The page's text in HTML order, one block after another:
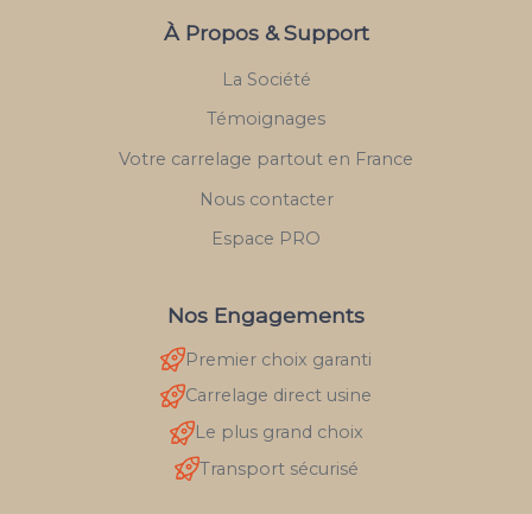
À Propos & Support
La Société
Témoignages
Votre carrelage partout en France
Nous contacter
Espace PRO
Nos Engagements
Premier choix garanti
Carrelage direct usine
Le plus grand choix
Transport sécurisé